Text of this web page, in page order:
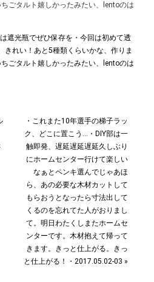
ごタルト嬉しかったみたい、lentoのは
・これまた10年選手の梯子ラッ
ク、どこに置こう…・DIY部は一
触即発、遅延遅延遅延久しぶり
にホームセンター行けて楽しい
なぁとペンキ選んでじゃあほ
ら、あの必要な木材カットして
もらおうとなったら寸法出して
くるのを忘れてた人がおりまし
て。明日わたくしまたホームセ
ンターです。木材抱えて帰って
きます。きっと仕上がる。きっ
と仕上がる！・2017.05.02-03 »